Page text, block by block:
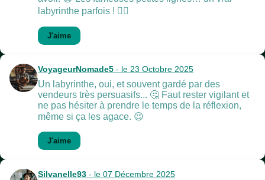
labyrinthe parfois ! 😵‍💫
J'aime
VoyageurNomade5 - le 23 Octobre 2025
Un labyrinthe, oui, et souvent gardé par des
vendeurs très persuasifs... 🤔 Faut rester vigilant et
ne pas hésiter à prendre le temps de la réflexion,
même si ça les agace. 😉
J'aime
Silvanelle93 - le 07 Décembre 2025